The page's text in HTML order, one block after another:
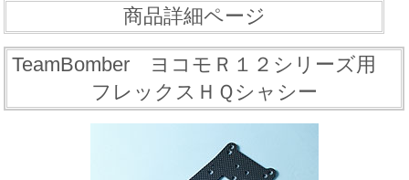
商品詳細ページ
TeamBomber ヨコモＲ１２シリーズ用
フレックスＨＱシャシー